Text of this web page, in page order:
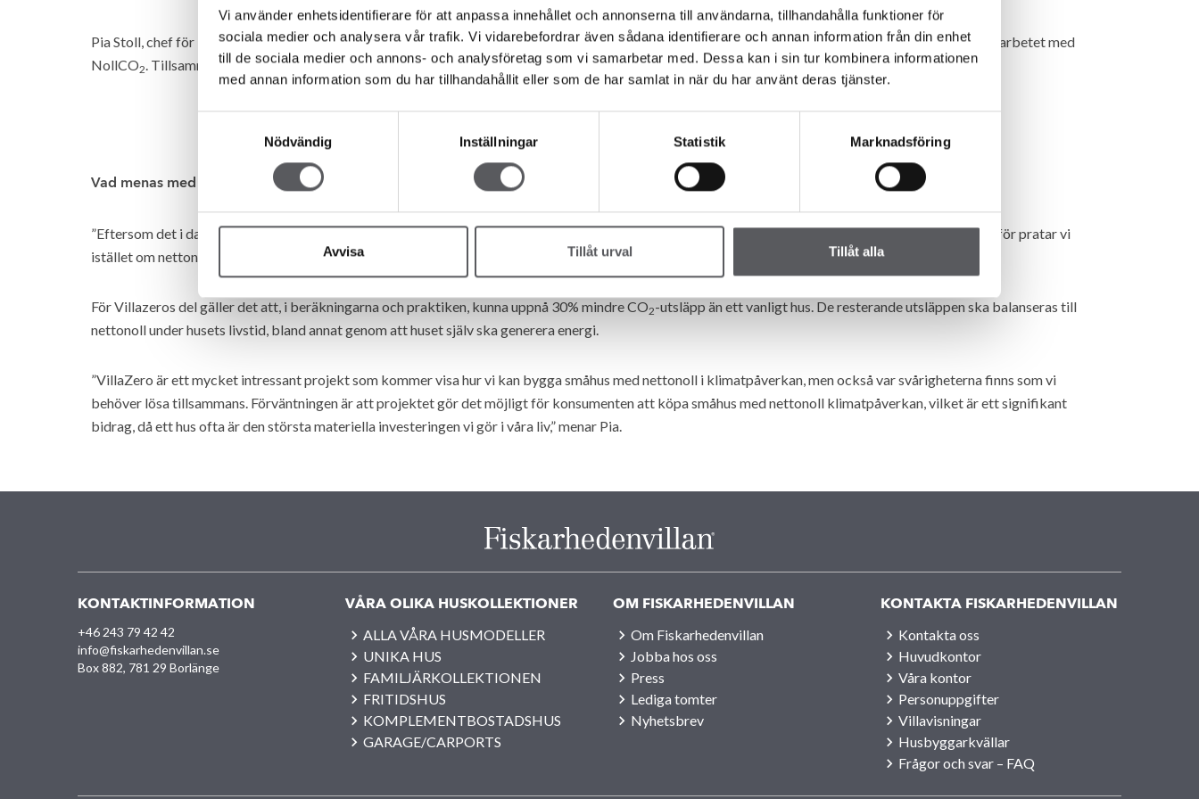
Vi använder enhetsidentifierare för att anpassa innehållet och annonserna till användarna, tillhandahålla funktioner för
sociala medier och analysera vår trafik. Vi vidarebefordrar även sådana identifierare och annan information från din enhet
till de sociala medier och annons- och analysföretag som vi samarbetar med. Dessa kan i sin tur kombinera informationen
med annan information som du har tillhandahållit eller som de har samlat in när du har använt deras tjänster.
Nödvändig
Inställningar Statistik Marknadsföring
Avvisa Tillåt urval Tillåt alla
Pia Stoll, chef för NollCO2på SGBC, har gjort de större beräkningarna för certifieringen, har stor kunskap om de tekniska förutsättningarna och leder arbetet med
NollCO2. Tillsammans med henne ska vi utveckla NollCO -certifieringen även för småhus.
Pia Stoll, chef för NollCO2 på SGBC
Vad menas med att huset ska ha noll CO
”Eftersom det i dagsläget fortfarande används fossila bränslen i tillverkning av material och transporter går det inte att komma ner till nollutsläpp, därför pratar vi
istället om nettonoll. Det innebär att klimatåtgärder balanserar kvarvarande klimatpåverkan så att nettot blir noll”, säger Pia Stoll.
För Villazeros del gäller det att, i beräkningarna och praktiken, kunna uppnå 30% mindre CO2-utsläpp än ett vanligt hus. De resterande utsläppen ska balanseras till
nettonoll under husets livstid, bland annat genom att huset själv ska generera energi.
”VillaZero är ett mycket intressant projekt som kommer visa hur vi kan bygga småhus med nettonoll i klimatpåverkan, men också var svårigheterna finns som vi
behöver lösa tillsammans. Förväntningen är att projektet gör det möjligt för konsumenten att köpa småhus med nettonoll klimatpåverkan, vilket är ett signifikant
bidrag, då ett hus ofta är den största materiella investeringen vi gör i våra liv,” menar Pia.
KONTAKTINFORMATION
+46 243 79 42 42
info@fiskarhedenvillan.se
Box 882, 781 29 Borlänge
VÅRA OLIKA HUSKOLLEKTIONER
ALLA VÅRA HUSMODELLER
UNIKA HUS
FAMILJÄRKOLLEKTIONEN
FRITIDSHUS
KOMPLEMENTBOSTADSHUS
GARAGE/CARPORTS
OM FISKARHEDENVILLAN
Om Fiskarhedenvillan
Jobba hos oss
Press
Lediga tomter
Nyhetsbrev
KONTAKTA FISKARHEDENVILLAN
Kontakta oss
Huvudkontor
Våra kontor
Personuppgifter
Villavisningar
Husbyggarkvällar
Frågor och svar – FAQ